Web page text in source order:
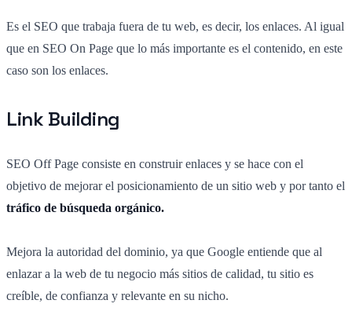
Es el SEO que trabaja fuera de tu web, es decir, los enlaces. Al igual
que en SEO On Page que lo más importante es el contenido, en este
caso son los enlaces.
Link Building
SEO Off Page consiste en construir enlaces y se hace con el
objetivo de mejorar el posicionamiento de un sitio web y por tanto el
tráfico de búsqueda orgánico.
Mejora la autoridad del dominio, ya que Google entiende que al
enlazar a la web de tu negocio más sitios de calidad, tu sitio es
creíble, de confianza y relevante en su nicho.